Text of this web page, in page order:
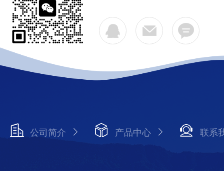
公司简介 产品中心 联系